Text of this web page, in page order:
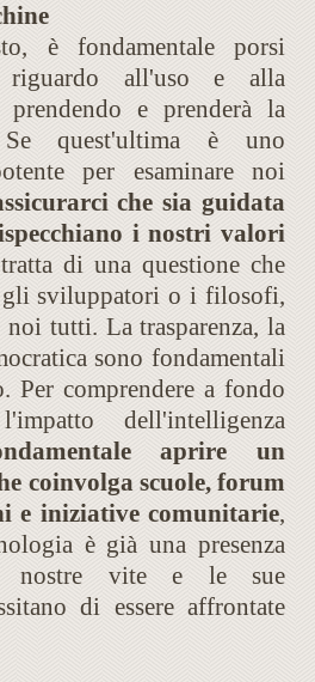
è fondamentale porsi
riguardo all'uso e alla
e prenderà la
quest'ultima è uno
per esaminare noi
che sia guidata
i nostri valori
di una questione che
sviluppatori o i filosofi,
noi tutti. La trasparenza, la
sono fondamentali
Per comprendere a fondo
dell'intelligenza
aprire un
coinvolga scuole, forum
e iniziative comunitarie,
è già una presenza
nostre vite e le sue
di essere affrontate